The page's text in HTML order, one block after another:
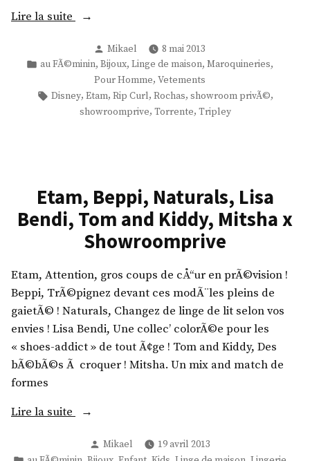
N
t
m
l
d
o
,
B
Lire la suite
i
C
E
m
i
s
n
Publié
par
Mikael
8 mai 2013
Publié
au FÃ©minin, Bijoux, Linge de maison, Maroquineries,
Pour Homme, Vetements
Étiquettes :
Disney, Etam, Rip Curl, Rochas, showroom privÃ©,
showroomprive, Torrente, Tripley
Etam, Beppi, Naturals, Lisa
Bendi, Tom and Kiddy, Mitsha x
Showroomprive
Etam, Attention, gros coups de cÅ“ur en prÃ©vision !
Beppi, TrÃ©pignez devant ces modÃ¨les pleins de
gaietÃ© ! Naturals, Changez de linge de lit selon vos
envies ! Lisa Bendi, Une collec’ colorÃ©e pour les
« shoes-addict » de tout Ã¢ge ! Tom and Kiddy, Des
bÃ©bÃ©s Ã croquer ! Mitsha. Un mix and match de
formes
Lire la suite
Publié
par
Mikael
19 avril 2013